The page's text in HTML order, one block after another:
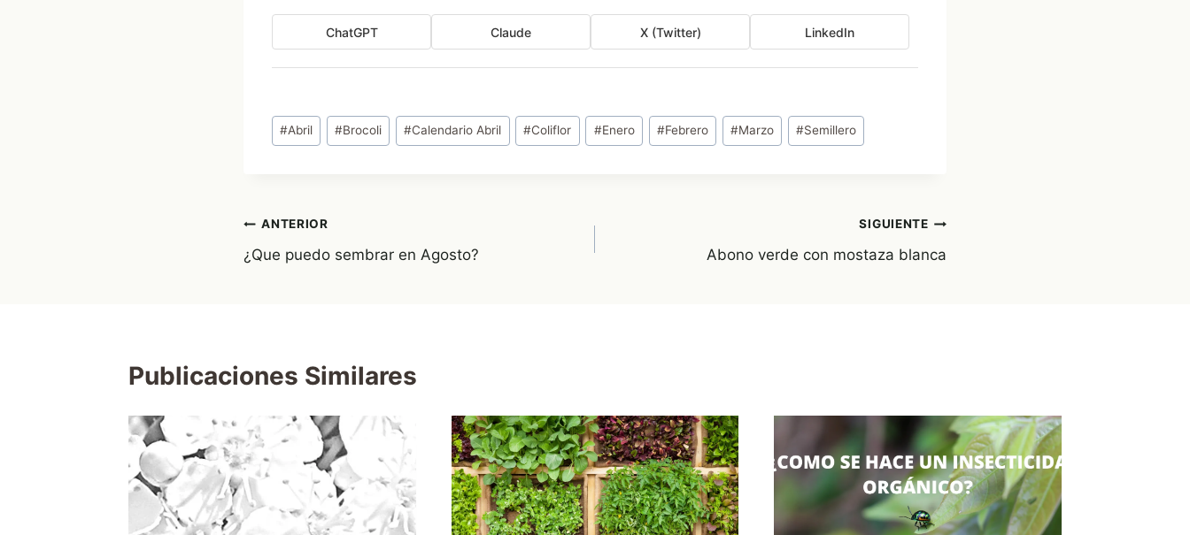
ChatGPT Claude X (Twitter) LinkedIn
Etiquetas
de
#Abril #Brocoli #Calendario Abril #Coliflor #Enero #Febrero #Marzo #Semillero
Navegación
de
ANTERIOR
¿Que puedo sembrar en Agosto?
SIGUIENTE
Abono verde con mostaza blanca
Publicaciones Similares